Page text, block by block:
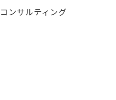
ンサルティング